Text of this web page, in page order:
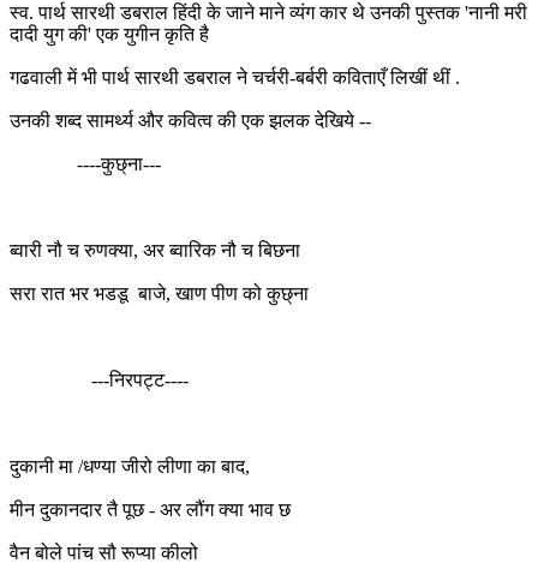
स्व. पार्थ सारथी डबराल हिंदी के जाने माने व्यंग कार थे उनकी पुस्तक 'नानी मरी
दादी युग की' एक युगीन कृति है
गढवाली में भी पार्थ सारथी डबराल ने चर्चरी-बर्बरी कविताएँ लिखीं थीं .
उनकी शब्द सामर्थ्य और कवित्व की एक झलक देखिये --
----कुछ्ना---
ब्वारी नौ च रुणक्या, अर ब्वारिक नौ च बिछना
सरा रात भर भडडू बाजे, खाण पीण को कुछ्ना
---निरपट्ट----
दुकानी मा /धण्या जीरो लीणा का बाद,
मीन दुकानदार तै पूछ - अर लौंग क्या भाव छ
वैन बोले पांच सौ रूप्या कीलो